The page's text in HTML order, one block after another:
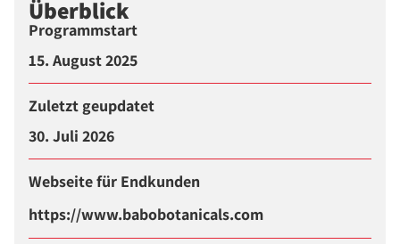
Überblick
Programmstart
15. August 2025
Zuletzt geupdatet
30. Juli 2026
Webseite für Endkunden
https://www.babobotanicals.com